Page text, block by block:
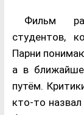
Фильм
студентов,
Парни
а в
путём.
кто-то